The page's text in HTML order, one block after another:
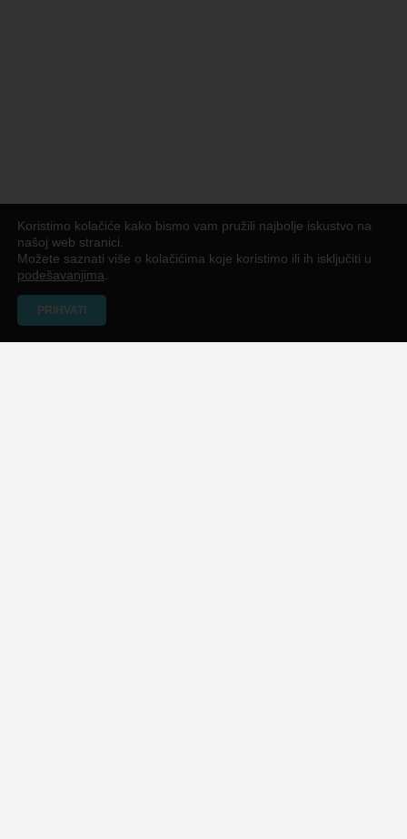
Koristimo kolačiće kako bismo vam pružili najbolje iskustvo na
našoj web stranici.
Možete saznati više o kolačićima koje koristimo ili ih isključiti u
podešavanjima
PRIHVATI